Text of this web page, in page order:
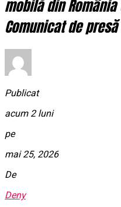
mobilă din România
Comunicat de presă
Publicat
acum 2 luni
pe
mai 25, 2026
De
Deny